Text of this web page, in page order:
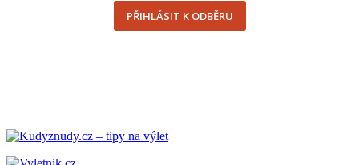
PŘIHLÁSIT K ODBĚRU